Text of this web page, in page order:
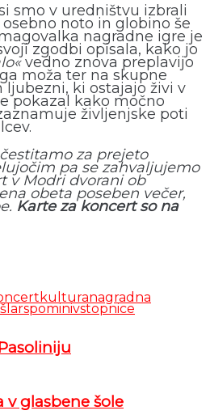
smo v uredništvu izbrali
noto in globino še
nagradne igre je
zgodbi opisala, kako jo
vedno znova preplavijo
moža ter na skupne
ki ostajajo živi v
pokazal kako močno
življenjske poti
za prejeto
pa se zahvaljujemo
v Modri dvorani ob
obeta poseben večer,
Karte za koncert so na
kulturanagradna
spominivstopnice
v glasbene šole